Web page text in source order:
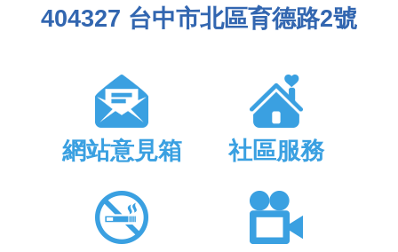
404327 台中市北區育德路2號
網站意見箱 社區服務